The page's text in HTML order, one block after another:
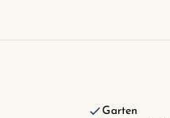
Garten